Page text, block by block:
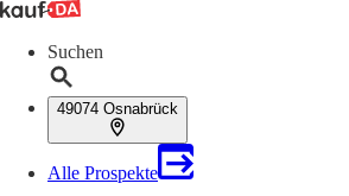
Suchen
49074 Osnabrück
Alle Prospekte